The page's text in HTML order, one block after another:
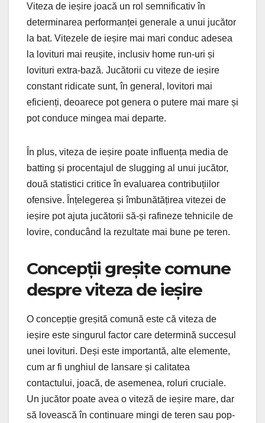
Viteza de ieșire joacă un rol semnificativ în
determinarea performanței generale a unui jucător
la bat. Vitezele de ieșire mai mari conduc adesea
la lovituri mai reușite, inclusiv home run-uri și
lovituri extra-bază. Jucătorii cu viteze de ieșire
constant ridicate sunt, în general, lovitori mai
eficienți, deoarece pot genera o putere mai mare și
pot conduce mingea mai departe.
În plus, viteza de ieșire poate influența media de
batting și procentajul de slugging al unui jucător,
două statistici critice în evaluarea contribuțiilor
ofensive. Înțelegerea și îmbunătățirea vitezei de
ieșire pot ajuta jucătorii să-și rafineze tehnicile de
lovire, conducând la rezultate mai bune pe teren.
Concepții greșite comune
despre viteza de ieșire
O concepție greșită comună este că viteza de
ieșire este singurul factor care determină succesul
unei lovituri. Deși este importantă, alte elemente,
cum ar fi unghiul de lansare și calitatea
contactului, joacă, de asemenea, roluri cruciale.
Un jucător poate avea o viteză de ieșire mare, dar
să lovească în continuare mingi de teren sau pop-